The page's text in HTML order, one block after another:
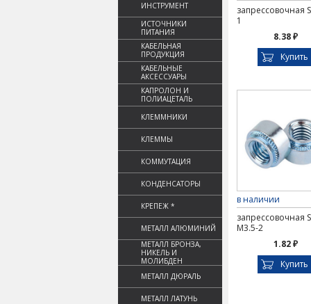
ИНСТРУМЕНТ
ИСТОЧНИКИ
ПИТАНИЯ
КАБЕЛЬНАЯ
ПРОДУКЦИЯ
КАБЕЛЬНЫЕ
АКСЕССУАРЫ
КАПРОЛОН И
ПОЛИАЦЕТАЛЬ
КЛЕММНИКИ
КЛЕММЫ
КОММУТАЦИЯ
КОНДЕНСАТОРЫ
КРЕПЕЖ *
МЕТАЛЛ АЛЮМИНИЙ
МЕТАЛЛ БРОНЗА,
НИКЕЛЬ И
МОЛИБДЕН
МЕТАЛЛ ДЮРАЛЬ
МЕТАЛЛ ЛАТУНЬ
запрессовочная
1
8.38 ₽
Купить
в наличии
запрессовочная
M3.5-2
1.82 ₽
Купить